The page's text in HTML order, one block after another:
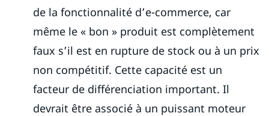
de la fonctionnalité d’e-commerce, car
même le « bon » produit est complètement
faux s’il est en rupture de stock ou à un prix
non compétitif. Cette capacité est un
facteur de différenciation important. Il
devrait être associé à un puissant moteur